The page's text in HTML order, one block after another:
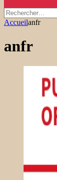
Rechercher :
Accueilanfr
anfr